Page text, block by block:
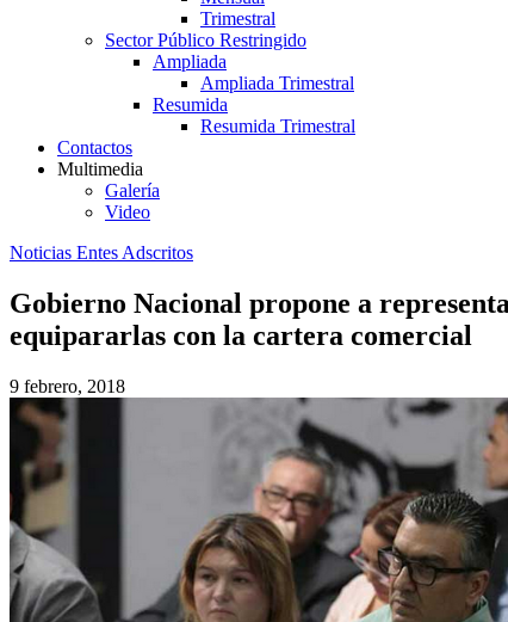
Trimestral
Sector Público Restringido
Ampliada
Ampliada Trimestral
Resumida
Resumida Trimestral
Contactos
Multimedia
Galería
Video
Noticias Entes Adscritos
Gobierno Nacional propone a
equipararlas con la cartera comercial
9 febrero, 2018